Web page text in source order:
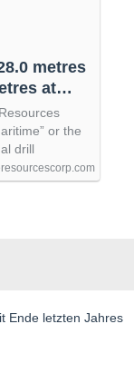
metres
at
or the
drill
Ende letzten Jahres